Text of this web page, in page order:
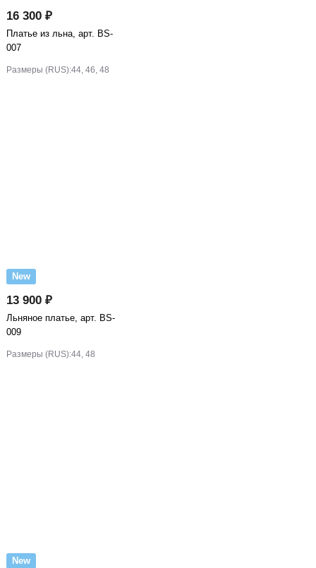
16 300 ₽
Платье из льна, арт. BS-
007
Размеры (RUS):44, 46, 48
New
13 900 ₽
Льняное платье, арт. BS-
009
Размеры (RUS):44, 48
New